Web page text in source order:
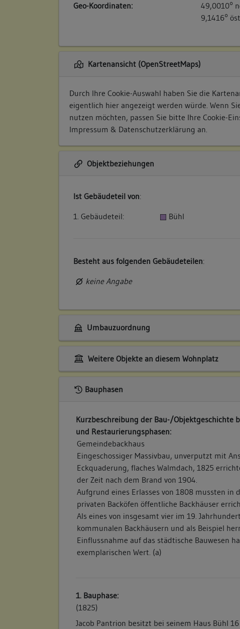
Geo-Koordinaten:
49,0010°
9,1416°
Kartenansicht (OpenStreetMaps)
Durch Ihre Cookie-Auswahl haben Sie die
eigentlich hier angezeigt werden würde. Wenn
nutzen möchten, passen Sie bitte Ihre Cookie-
Impressum & Datenschutzerklärung an.
Objektbeziehungen
Ist Gebäudeteil von:
1. Gebäudeteil:
Bühl
Besteht aus folgenden Gebäudeteilen:
keine Angabe
Umbauzuordnung
Weitere Objekte an diesem Wohnplatz
Bauphasen
Kurzbeschreibung der Bau-/Objektgeschichte
und Restaurierungsphasen:
Gemeindebackhaus
Eingeschossiger Massivbau, unverputzt mit
Eckquaderung, flaches Walmdach, 1825
der Zeit nach dem Brand von 1904.
Aufgrund eines Erlasses von 1808 mussten in
privaten Backöfen öffentliche Backhäuser
Als eines von insgesamt vier im 19.
kommunalen Backhäusern und als Beispiel
Einflussnahme auf das städtische Bauwesen
exemplarischen Wert. (a)
1. Bauphase:
(1825)
Jacob Pantrion besitzt bei seinem Haus Bühl